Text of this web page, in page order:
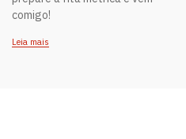
comigo!
Leia mais